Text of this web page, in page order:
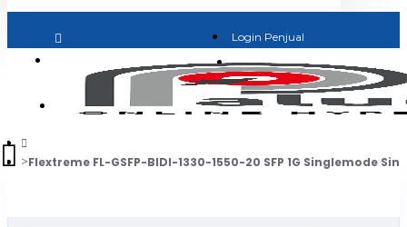
Login Penjual
Jadi Penjual
Flextreme FL-GSFP-BIDI-1330-1550-20 SFP 1G Singlemode